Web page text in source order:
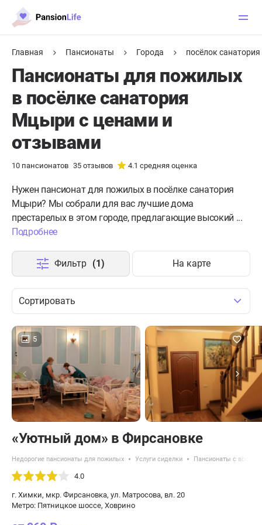
Главная Пансионаты Города посёлок
Пансионаты для пожилых
в посёлке санатория
Мцыри с ценами и
отзывами
10 пансионатов 35 отзывов 4.1 средняя оценка
Нужен пансионат для пожилых в посёлке санатория
Мцыри? Мы собрали для вас лучшие дома
престарелых в этом городе, предлагающие высокий ...
Подробнее
Сортировать
Фильтр (1) На карте
5
«Уютный дом» в Фирсановке
Недорогие пансионаты для пожилых Услуги сиделки Пансионаты с
4.0
г. Химки, мкр. Фирсановка, ул. Матросова, вл. 20
Метро: Пятницкое шоссе, Ховрино